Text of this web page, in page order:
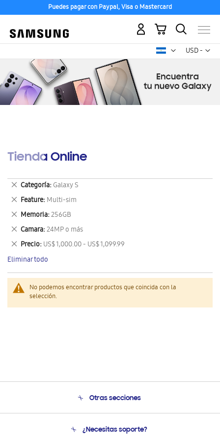
Puedes pagar con Paypal, Visa o Mastercard
USD -
dólar
Mi carrito
Tienda Online
No podemos encontrar productos que coincida con la
selección.
Categoría Galaxy S
Eliminar
este
artículo
Feature Multi-sim
Eliminar
este
artículo
Memoria 256GB
Eliminar
este
artículo
Camara 24MP o más
Eliminar
este
artículo
Precio US$ 1,000.00 - US$ 1,099.99
Eliminar
este
artículo
Eliminar todo
Otras secciones
Soporte
¿Necesitas soporte?